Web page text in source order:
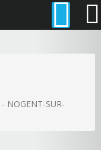
- NOGENT-SUR-